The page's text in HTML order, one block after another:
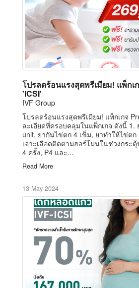
โปรลดร้อนแรงสุดพรีเมียม! แพ็กเ
'ICSI'
IVF Group
โปรลดร้อนแรงสุดพรีเมียม! แพ็กเกจ
ละเอียดที่ครอบคลุมในแพ็กเกจ ดังนี้ 1.
unit, ยากันไข่ตก 4 เข็ม, ยาทำให้ไข่ตก
เจาะเลือดติดตามฮอร์โมนในช่วงกระ
4 ครั้ง, P4 และ...
Read More
13 May 2024